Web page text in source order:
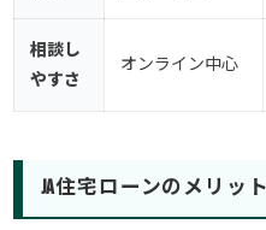
相談し
やすさ
オンライン中心
JA住宅ローンのメリット